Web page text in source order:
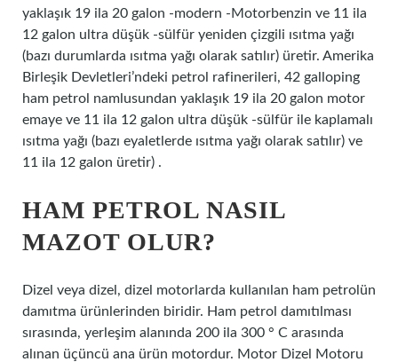
yaklaşık 19 ila 20 galon -modern -Motorbenzin ve 11 ila
12 galon ultra düşük -sülfür yeniden çizgili ısıtma yağı
(bazı durumlarda ısıtma yağı olarak satılır) üretir. Amerika
Birleşik Devletleri’ndeki petrol rafinerileri, 42 galloping
ham petrol namlusundan yaklaşık 19 ila 20 galon motor
emaye ve 11 ila 12 galon ultra düşük -sülfür ile kaplamalı
ısıtma yağı (bazı eyaletlerde ısıtma yağı olarak satılır) ve
11 ila 12 galon üretir) .
HAM PETROL NASIL
MAZOT OLUR?
Dizel veya dizel, dizel motorlarda kullanılan ham petrolün
damıtma ürünlerinden biridir. Ham petrol damıtılması
sırasında, yerleşim alanında 200 ila 300 ° C arasında
alınan üçüncü ana ürün motordur. Motor Dizel Motoru